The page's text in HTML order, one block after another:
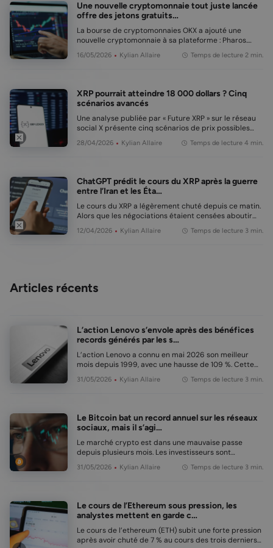
Une nouvelle cryptomonnaie tout juste lancée
offre des jetons gratuits…
La bourse de cryptomonnaies OKX a ajouté une
nouvelle cryptomonnaie à sa plateforme : Pharos.
promotion destinée aux utilisateurs français (et
16/05/2026 Kylian Allaire Temps de lecture 2 min.
XRP pourrait atteindre 18 000 dollars ? Cinq
scénarios avancés
Une analyse publiée par « Future XRP » sur le réseau
social X présente cinq scénarios de prix possibles
objectifs varient de 16 dollars à 18 000 dollars par
28/04/2026 Kylian Allaire Temps de lecture 4 min.
ChatGPT prédit le cours du XRP après la guerre
entre l’Iran et les Éta…
Le cours du XRP a légèrement chuté depuis ce matin.
Alors que les négociations étaient censées aboutir
perturbe les marchés. De nombreux investisseurs se
12/04/2026 Kylian Allaire Temps de lecture 3 min.
Articles récents
L’action Lenovo s’envole après des bénéfices
records générés par les s…
L’action Lenovo a connu en mai 2026 son meilleur
mois depuis 1999, avec une hausse de 109 %. Cette
résultats records, portés par une forte demande en
31/05/2026 Kylian Allaire Temps de lecture 3 min.
Le Bitcoin bat un record annuel sur les réseaux
sociaux, mais il s’agi…
Le marché crypto est dans une mauvaise passe
depuis plusieurs mois. Les investisseurs sont
signaux pointent encore vers la peur. Pourtant, une
31/05/2026 Kylian Allaire Temps de lecture 3 min.
Le cours de l’Ethereum sous pression, les
analystes mettent en garde c…
Le cours de l’ethereum (ETH) subit une forte pression
après avoir chuté de 7 % au cours des trois derniers